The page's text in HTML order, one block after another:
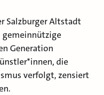
Salzburger Altstadt
Generation
die
verfolgt, zensiert